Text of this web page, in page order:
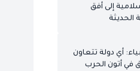
إلى أفق
الحديثة
أي دولة تتعاون
في أتون الحرب